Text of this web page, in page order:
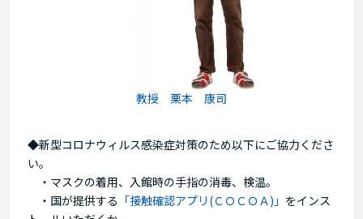
教授 栗本 康司
◆新型コロナウィルス感染症対策のため以下にご協力くださ
い。
・マスクの着用、入館時の手指の消毒、検温。
・国が提供する 「接触確認アプリ(ＣＯＣＯＡ)」 をインス